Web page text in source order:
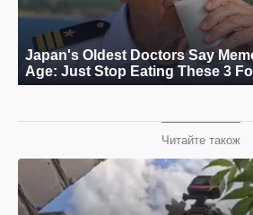
Читайте також